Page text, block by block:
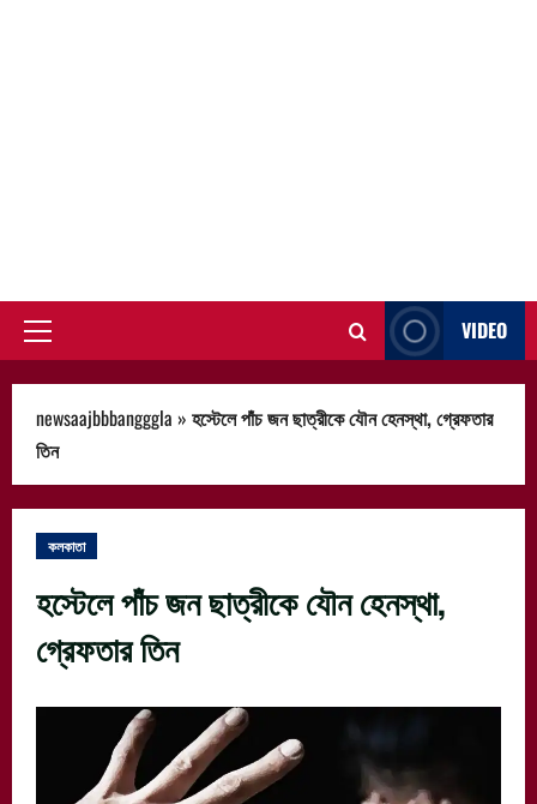
Primary
VIDEO
newsaajbbbangggla » হস্টেলে পাঁচ জন ছাত্রীকে যৌন হেনস্থা, গ্রেফতার
তিন
কলকাতা
হস্টেলে পাঁচ জন ছাত্রীকে যৌন হেনস্থা,
গ্রেফতার তিন